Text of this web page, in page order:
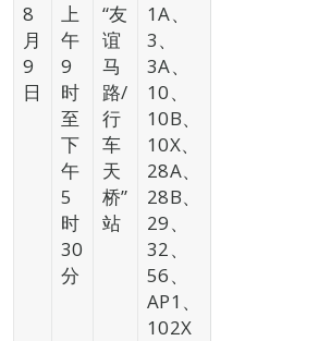
8
月
9
日
上
午
9
时
至
下
午
5
时
30
分
“友
谊
马
路/
行
车
天
桥”
站
1A、
3、
3A、
10、
10B、
10X、
28A、
28B、
29、
32、
56、
AP1、
102X